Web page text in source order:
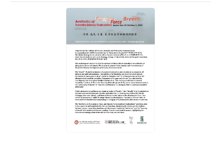
詢課程及選課相關問題，請另擇他日聯繫。